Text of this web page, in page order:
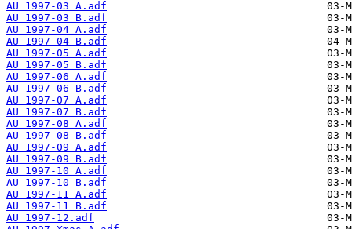
AU 1997-03 A.adf
AU 1997-03 B.adf
AU 1997-04 A.adf
AU 1997-04 B.adf
AU 1997-05 A.adf
AU 1997-05 B.adf
AU 1997-06 A.adf
AU 1997-06 B.adf
AU 1997-07 A.adf
AU 1997-07 B.adf
AU 1997-08 A.adf
AU 1997-08 B.adf
AU 1997-09 A.adf
AU 1997-09 B.adf
AU 1997-10 A.adf
AU 1997-10 B.adf
AU 1997-11 A.adf
AU 1997-11 B.adf
AU 1997-12.adf